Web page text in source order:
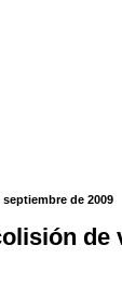
de 2009
de